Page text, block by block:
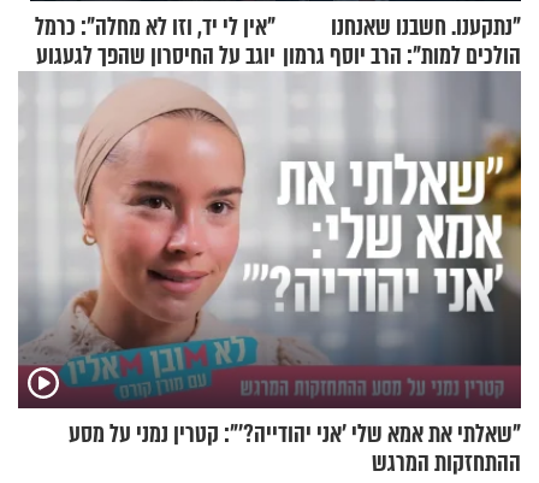
"נתקענו. חשבנו שאנחנו
הולכים למות": הרב יוסף גרמון
"אין לי יד, וזו לא מחלה": כרמל
יוגב על החיסרון שהפך לגעגוע
"שאלתי את אמא שלי 'אני יהודייה?'": קטרין נמני על מסע
ההתחזקות המרגש